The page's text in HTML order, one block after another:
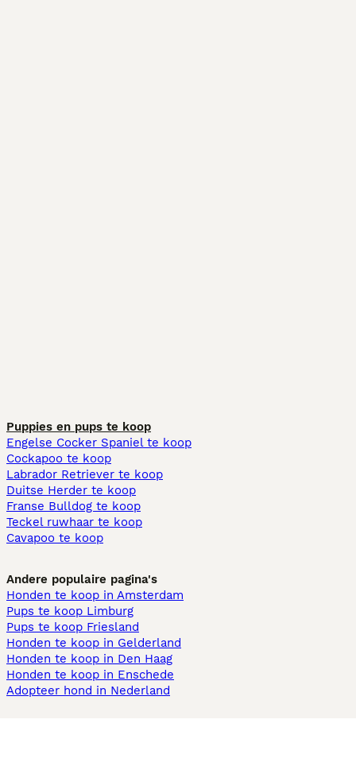
Puppies en pups te koop
Engelse Cocker Spaniel te koop
Cockapoo te koop
Labrador Retriever te koop
Duitse Herder te koop
Franse Bulldog te koop
Teckel ruwhaar te koop
Cavapoo te koop
Andere populaire pagina's
Honden te koop in Amsterdam
Pups te koop Limburg​
Pups te koop Friesland​
Honden te koop in Gelderland
Honden te koop in Den Haag
Honden te koop in Enschede
Adopteer hond in Nederland